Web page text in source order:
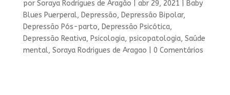
por Soraya Rodrigues de Aragão abr 29, 2021
Baby
Blues Puerperal, Depressão, Depressão Bipolar,
Depressão Pós-parto, Depressão Psicótica,
Depressão Reativa, Psicologia, psicopatologia, Saúde
mental, Soraya Rodrigues de Aragao 0 Comentários